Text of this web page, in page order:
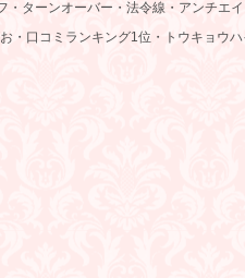
ターンオーバー・法令線・アンチエ
・口コミランキング1位・トウキョウハ